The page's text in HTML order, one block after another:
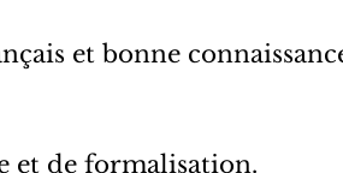
et bonne
et de formalisation.